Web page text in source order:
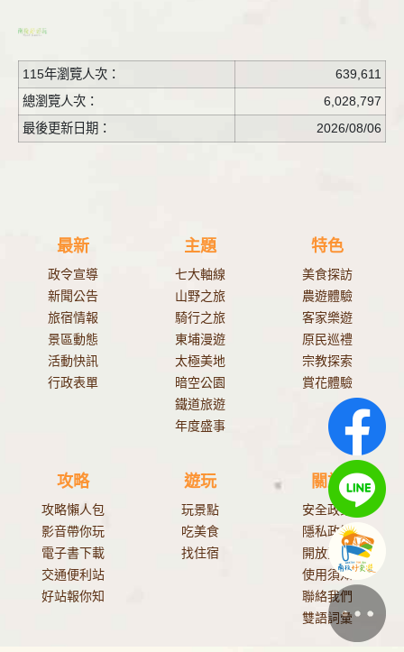
115年瀏覽人次：
639,611
總瀏覽人次：
6,028,797
最後更新日期：
2026/08/06
最新
政令宣導
新聞公告
旅宿情報
景區動態
活動快訊
行政表單
主題
七大軸線
山野之旅
騎行之旅
東埔漫遊
太極美地
暗空公園
鐵道旅遊
年度盛事
特色
美食探訪
農遊體驗
客家樂遊
原民巡禮
宗教探索
賞花體驗
攻略
攻略懶人包
影音帶你玩
電子書下載
交通便利站
好站報你知
遊玩
玩景點
吃美食
找住宿
關於
安全政策
隱私政策
開放資料
使用須知
聯絡我們
雙語詞彙